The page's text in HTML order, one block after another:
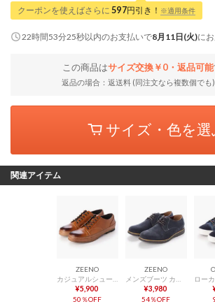
クーポンを使えばさらに 597円引き！ ※適用条件
22時間53分24秒以内のお支払いで8月11日(火)に
この商品はサイズ交換￥0・返品可能
返品の場合：返送料 (同注文なら複数個でも
サイズ・色を選
関連アイテム
ZEENO
¥5,900
50％OFF
ZEENO
¥3,980
54％OFF